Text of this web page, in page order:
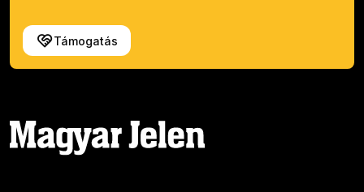
Támogatás